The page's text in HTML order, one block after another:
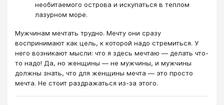
необитаемого острова и искупаться в теплом
лазурном море.
​Мужчинам мечтать трудно. Мечту они сразу
воспринимают как цель, к которой надо стремиться. У
него возникают мысли: что я здесь мечтаю — делать что-
то надо! Да, но женщины — не мужчины, и мужчины
должны знать, что для женщины мечта — это просто
мечта. Не стоит раздражаться из-за этого.